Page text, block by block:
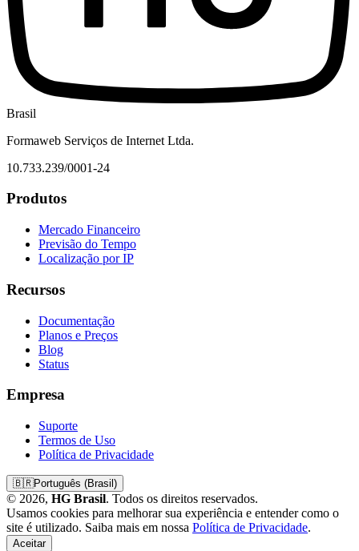
Brasil
Formaweb Serviços de Internet Ltda.
10.733.239/0001-24
Produtos
Mercado Financeiro
Previsão do Tempo
Localização por IP
Recursos
Documentação
Planos e Preços
Blog
Status
Empresa
Suporte
Termos de Uso
Política de Privacidade
🇧🇷Português (Brasil)
© 2026, HG Brasil. Todos os direitos reservados.
Usamos cookies para melhorar sua experiência e entender como o
site é utilizado. Saiba mais em nossa Política de Privacidade.
Aceitar